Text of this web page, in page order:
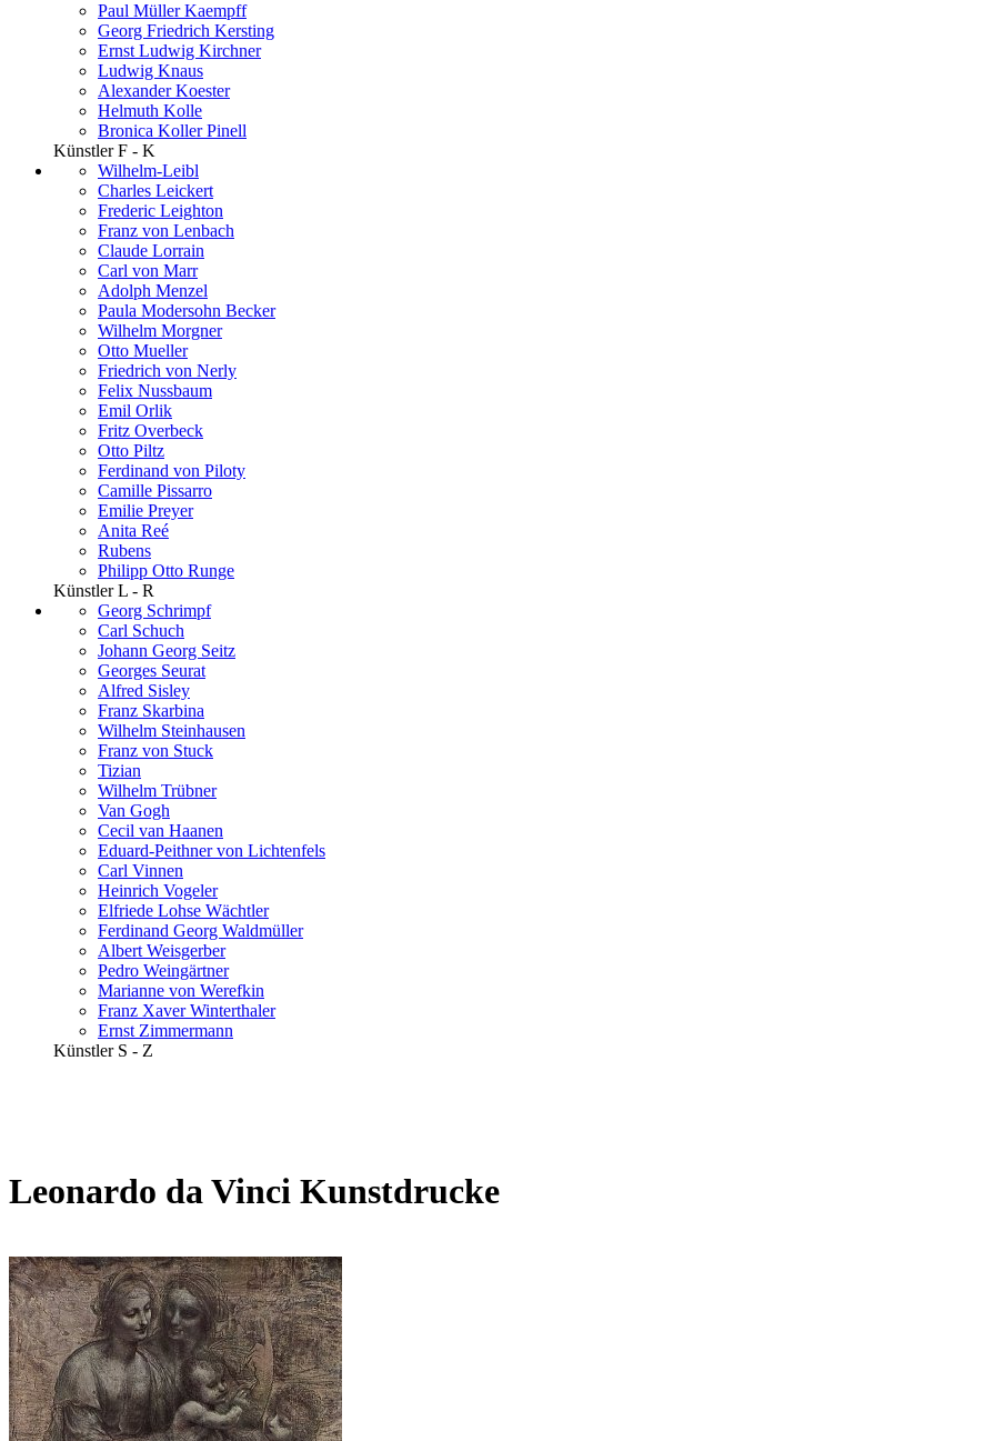
Paul Müller Kaempff
Georg Friedrich Kersting
Ernst Ludwig Kirchner
Ludwig Knaus
Alexander Koester
Helmuth Kolle
Bronica Koller Pinell
Künstler F - K
Wilhelm-Leibl
Charles Leickert
Frederic Leighton
Franz von Lenbach
Claude Lorrain
Carl von Marr
Adolph Menzel
Paula Modersohn Becker
Wilhelm Morgner
Otto Mueller
Friedrich von Nerly
Felix Nussbaum
Emil Orlik
Fritz Overbeck
Otto Piltz
Ferdinand von Piloty
Camille Pissarro
Emilie Preyer
Anita Reé
Rubens
Philipp Otto Runge
Künstler L - R
Georg Schrimpf
Carl Schuch
Johann Georg Seitz
Georges Seurat
Alfred Sisley
Franz Skarbina
Wilhelm Steinhausen
Franz von Stuck
Tizian
Wilhelm Trübner
Van Gogh
Cecil van Haanen
Eduard-Peithner von Lichtenfels
Carl Vinnen
Heinrich Vogeler
Elfriede Lohse Wächtler
Ferdinand Georg Waldmüller
Albert Weisgerber
Pedro Weingärtner
Marianne von Werefkin
Franz Xaver Winterthaler
Ernst Zimmermann
Künstler S - Z
Leonardo da Vinci Kunstdrucke